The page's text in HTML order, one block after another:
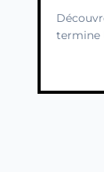
termine